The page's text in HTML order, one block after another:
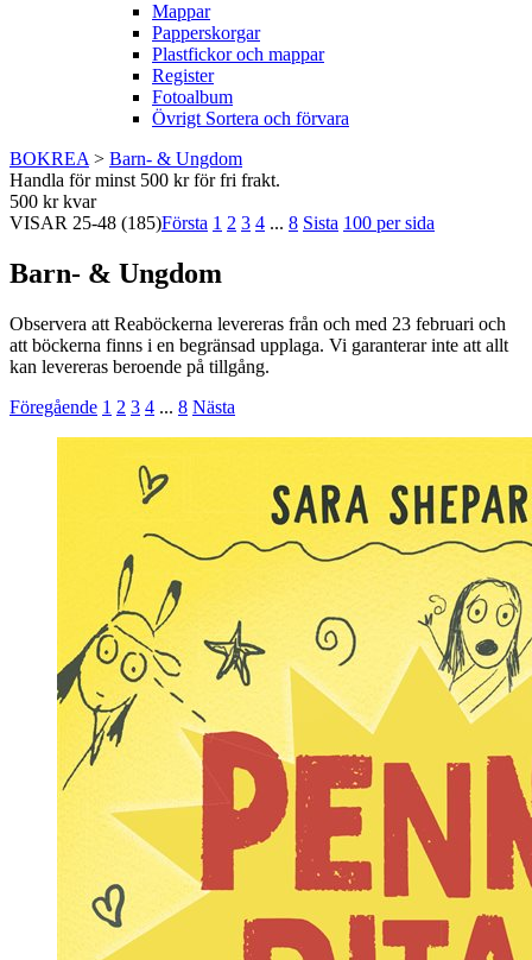
Mappar
Papperskorgar
Plastfickor och mappar
Register
Fotoalbum
Övrigt Sortera och förvara
BOKREA > Barn- & Ungdom
Handla för minst 500 kr för fri frakt.
500 kr kvar
VISAR 25-48 (185)Första 1 2 3 4 ... 8 Sista 100 per sida
Barn- & Ungdom
Observera att Reaböckerna levereras från och med 23 februari och
att böckerna finns i en begränsad upplaga. Vi garanterar inte att allt
kan levereras beroende på tillgång.
Föregående 1 2 3 4 ... 8 Nästa